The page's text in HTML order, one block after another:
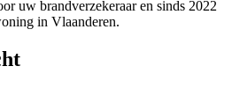
uw brandverzekeraar en sinds 2022
in Vlaanderen.